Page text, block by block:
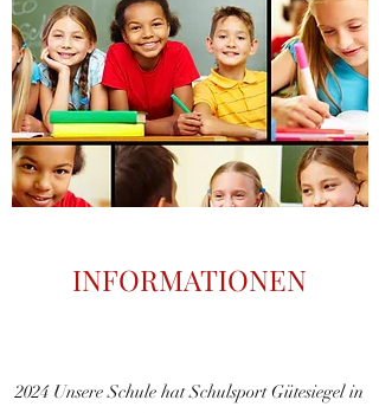
INFORMATIONEN
2024 Unsere Schule hat Schulsport Gütesiegel in